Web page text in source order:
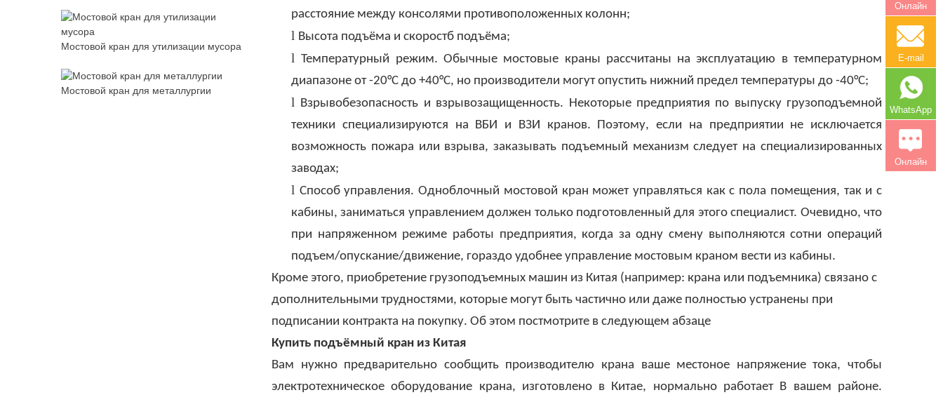
Мостовой кран для утилизации мусора
Мостовой кран для металлургии
расстояние между консолями противоположенных колонн;
l Высота подъёма и скоростб подъёма;
lТемпературный режим. Обычные мостовые краны рассчитаны на эксплуатацию в температурном
диапазоне от -20°С до +40°С, но производители могут опустить нижний предел температуры до -40°С;
l Взрывобезопасность и взрывозащищенность. Некоторые предприятия по выпуску грузоподъемной
техники специализируются на ВБИ и ВЗИ кранов. Поэтому, если на предприятии не исключается
возможность пожара или взрыва, заказывать подъемный механизм следует на специализированных
заводах;
l Способ управления. Одноблочный мостовой кран может управляться как с пола помещения, так и с
кабины, заниматься управлением должен только подготовленный для этого специалист. Очевидно, что
при напряженном режиме работы предприятия, когда за одну смену выполняются сотни операций
подъем/опускание/движение, гораздо удобнее управление мостовым краном вести из кабины.
Кроме этого, приобретение грузоподъемных машин из Китая (например: крана или подъемника) связано с
дополнительными трудностями, которые могут быть частично или даже полностью устранены при
подписании контракта на покупку. Об этом постмотрите в следующем абзаце
Купить подъёмный кран из Китая
Вам нужно предварительно сообщить производителю крана ваше местоное напряжение тока, чтобы
электротехническое оборудование крана, изготовлено в Китае, нормально работает В вашем районе.
Онлайн
E-mail
WhatsApp
Онлайн